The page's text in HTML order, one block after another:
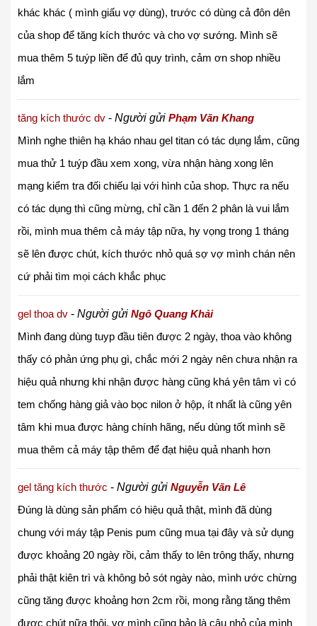
khác khác ( mình giấu vợ dùng), trước có dùng cả đôn dên
của shop để tăng kích thước và cho vợ sướng. Mình sẽ
mua thêm 5 tuýp liền để đủ quy trình, cảm ơn shop nhiều
lắm
tăng kích thước dv - Người gửi Phạm Văn Khang
Mình nghe thiên hạ kháo nhau gel titan có tác dụng lắm, cũng
mua thử 1 tuýp đầu xem xong, vừa nhận hàng xong lên
mạng kiểm tra đối chiếu lại với hình của shop. Thực ra nếu
có tác dụng thì cũng mừng, chỉ cần 1 đến 2 phân là vui lắm
rồi, mình mua thêm cả máy tập nữa, hy vọng trong 1 tháng
sẽ lên được chút, kích thước nhỏ quá sợ vợ mình chán nên
cứ phải tìm mọi cách khắc phục
gel thoa dv - Người gửi Ngô Quang Khải
Mình đang dùng tuyp đầu tiên được 2 ngày, thoa vào không
thấy có phản ứng phụ gì, chắc mới 2 ngày nên chưa nhận ra
hiệu quả nhưng khi nhận được hàng cũng khá yên tâm vì có
tem chống hàng giả vào bọc nilon ở hộp, ít nhất là cũng yên
tâm khi mua được hàng chính hãng, nếu dùng tốt mình sẽ
mua thêm cả máy tập thêm để đạt hiệu quả nhanh hơn
gel tăng kích thước - Người gửi Nguyễn Văn Lê
Đúng là dùng sản phẩm có hiệu quả thật, mình đã dùng
chung với máy tập Penis pum cũng mua tại đây và sử dụng
được khoảng 20 ngày rồi, cảm thấy to lên trông thấy, nhưng
phải thật kiên trì và không bỏ sót ngày nào, mình ước chừng
cũng tăng được khoảng hơn 2cm rồi, mong rằng tăng thêm
được chút nữa thôi, vợ mình cũng bảo là cậu nhỏ của mình